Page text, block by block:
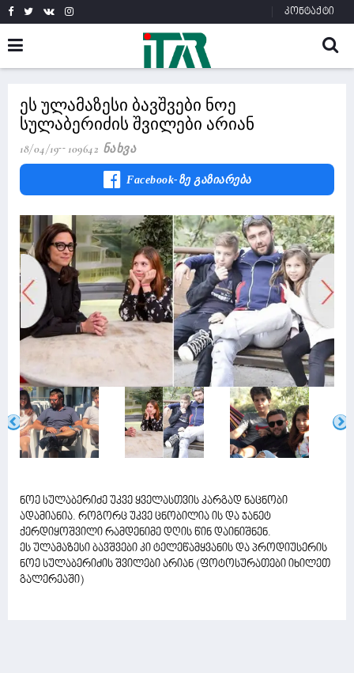
კონტაქტი
ეს ულამაზესი ბავშვები ნოე
სულაბერიძის შვილები არიან
18/04/19 109642 Ნახვა
Facebook-Ზე Გაზიარება
ნოე სულაბერიძე უკვე ყველასთვის კარგად ნაცნობი
ადამიანია. როგორც უკვე ცნობილია ის და ჯანეტ
ქერდიყოშვილი რამდენიმე დღის წინ დაინიშნენ.
ეს ულამაზესი ბავშვები კი ტელეწამყვანის და პროდიუსერის
ნოე სულაბერიძის შვილები არიან (ფოტოსურათები იხილეთ
გალერეაში)